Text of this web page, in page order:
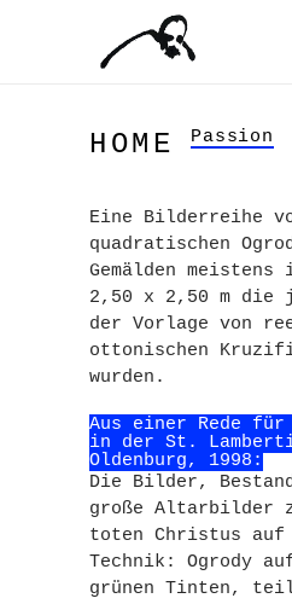
HOME Passion
Eine Bilderreihe
quadratischen
Gemälden meistens
2,50 x 2,50 m die
der Vorlage von
ottonischen
wurden.
Aus einer Rede für
in der St.
Oldenburg, 1998:
Die Bilder,
große Altarbilder
toten Christus auf
Technik: Ogrody
grünen Tinten,